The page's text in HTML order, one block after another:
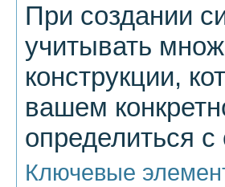
При создании
учитывать
конструкции,
вашем
определиться
Ключевые